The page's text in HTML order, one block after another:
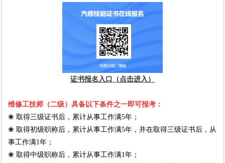
证书报名入口（点击进入）
维修工技师（二级）具备以下条件之一即可报考：
❀ 取得三级证书后，累计从事工作满5年；
❀ 取得初级职称后，累计从事工作满5年，并在取得三级证书后，从
事工作满1年；
❀ 取得中级职称后，累计从事工作满1年；